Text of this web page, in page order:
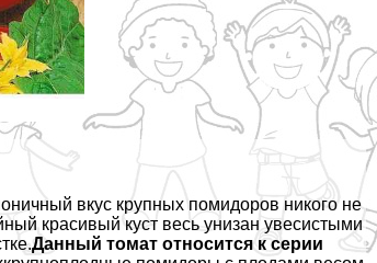
вкус крупных помидоров никого не
красивый куст весь унизан увесистыми
Данный томат относится к серии